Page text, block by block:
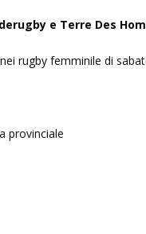
e Terre Des
rugby femminile di
provinciale